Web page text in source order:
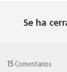
Se ha
15 Comentarios